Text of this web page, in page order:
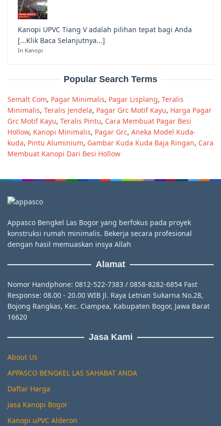
Kanopi UPVC Tiang V adalah pilihan tepat bagi Anda
[...Klik Baca Selanjutnya...]
In Kanopi
Popular Search Terms
Semalt Com, Pagar Minimalis, Pagar Lisplang, Teralis
Minimalis, Teralis Jendela, Pagar Grc Motif Kayu, Harga Pagar
Grc Motif Kayu, Teralis Pintu, Cara Membuat Pagar Besi
Hollow, Kanopi Minimalis, Pagar Grc, Aneka Model Kuda-
kuda, Pintu Aluminium, Gambar Kuda Kuda Baja Ringan, Cara
Membuat Kanopi Dari Besi Hollow
Appasco Bengkel Las Bogor yang berfokus pada proyek
konstruksi rumah minimalis. Bekerja secara profesional
dengan hasil memuaskan insya Allah
Alamat
Nomor Handphone: 0812-522-7383 / 0858-8282-6854 Fast
Response: 08.00 - 20.00 WIB Jl. Raya Letnan Sukarna No.28,
Bojong Rangkas, Kec. Ciampea, Kabupaten Bogor, Jawa Barat
16620
Jasa Kami
About Us
APPASCO BENGKEL LAS SAHABAT ANDA
Daftar Harga
Jasa Kanopi Bogor
Kanopi uPVC Alderon